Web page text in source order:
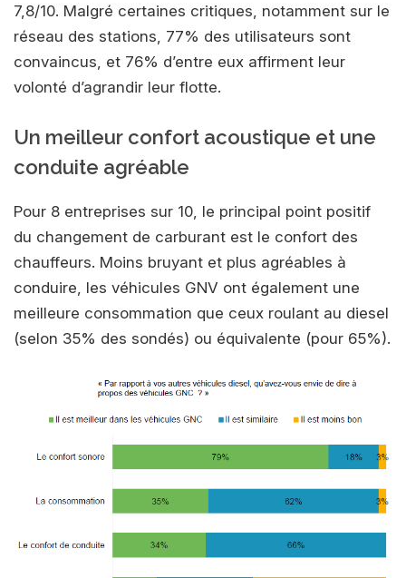
7,8/10. Malgré certaines critiques, notamment sur le
réseau des stations, 77% des utilisateurs sont
convaincus, et 76% d’entre eux affirment leur
volonté d’agrandir leur flotte.
Un meilleur confort acoustique et une
conduite agréable
Pour 8 entreprises sur 10, le principal point positif
du changement de carburant est le confort des
chauffeurs. Moins bruyant et plus agréables à
conduire, les véhicules GNV ont également une
meilleure consommation que ceux roulant au diesel
(selon 35% des sondés) ou équivalente (pour 65%).